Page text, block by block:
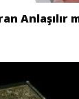
Anlaşılır